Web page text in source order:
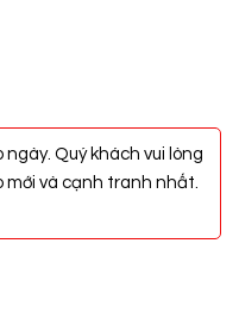
Quý khách vui lòng
mới và cạnh tranh nhất.